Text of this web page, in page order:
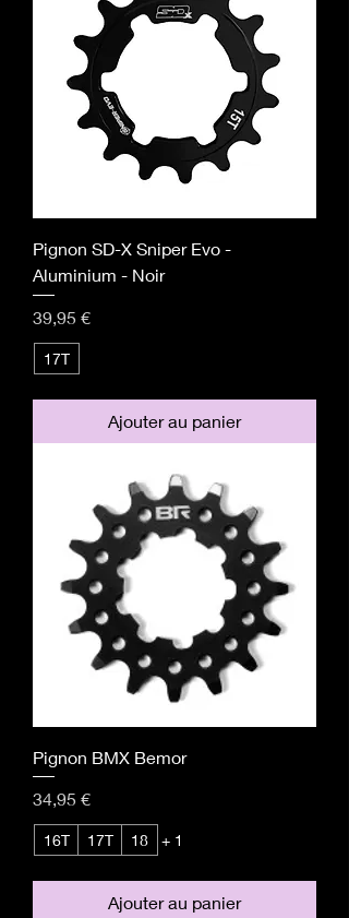
Pignon SD-X Sniper Evo -
Aluminium - Noir
Prix
39,95 €
17T
Ajouter au panier
Pignon BMX Bemor
Prix
34,95 €
16T 17T 18 + 1
Ajouter au panier